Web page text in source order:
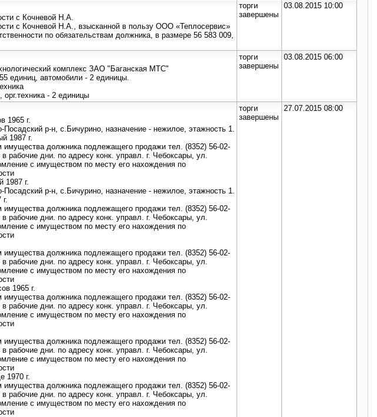
с Кочневой Н.А.
с Кочневой Н.А., взысканной в пользу ООО «Теплосервис»
по обязательствам должника, в размере 56 583 009,
торги
завершены
03.08.2015 10:00
комплекс ЗАО "Баганская МТС"
единиц, автомобили - 2 единицы.
- 2 единицы
торги
завершены
03.08.2015 06:00
1965 г.
р-н, с.Бичурино, назначение - нежилое, этажность 1.
1987 г.
имущества должника подлежащего продажи тел. (8352) 56-02-
рабочие дни. по адресу конк. управл. г. Чебоксары, ул.
с имуществом по месту его нахождения по
1987 г.
р-н, с.Бичурино, назначение - нежилое, этажность 1.
имущества должника подлежащего продажи тел. (8352) 56-02-
рабочие дни. по адресу конк. управл. г. Чебоксары, ул.
с имуществом по месту его нахождения по
имущества должника подлежащего продажи тел. (8352) 56-02-
рабочие дни. по адресу конк. управл. г. Чебоксары, ул.
с имуществом по месту его нахождения по
1965 г.
имущества должника подлежащего продажи тел. (8352) 56-02-
рабочие дни. по адресу конк. управл. г. Чебоксары, ул.
с имуществом по месту его нахождения по
имущества должника подлежащего продажи тел. (8352) 56-02-
рабочие дни. по адресу конк. управл. г. Чебоксары, ул.
с имуществом по месту его нахождения по
1970 г.
имущества должника подлежащего продажи тел. (8352) 56-02-
рабочие дни. по адресу конк. управл. г. Чебоксары, ул.
с имуществом по месту его нахождения по
торги
завершены
27.07.2015 08:00